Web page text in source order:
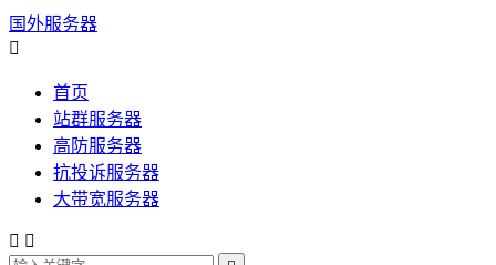
国外服务器

首页
站群服务器
高防服务器
抗投诉服务器
大带宽服务器
 